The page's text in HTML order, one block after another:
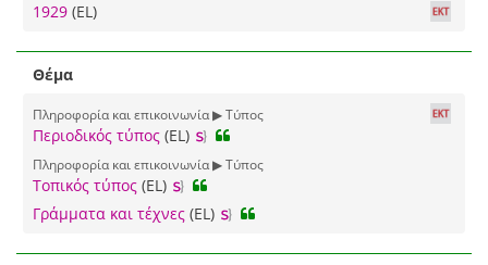
1929 (EL)
Θέμα
Πληροφορία και επικοινωνία ▶ Τύπος
Περιοδικός τύπος (EL)
Πληροφορία και επικοινωνία ▶ Τύπος
Τοπικός τύπος (EL)
Γράμματα και τέχνες (EL)